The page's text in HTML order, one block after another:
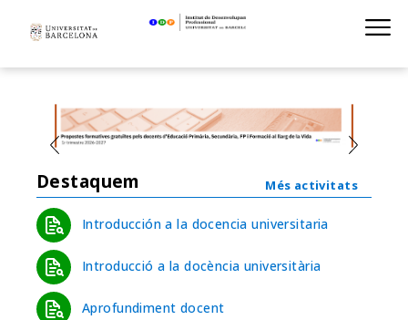
navigation
Institut de
Destaquem
Introducción a la docencia universitaria
Introducció a la docència universitària
Aprofundiment docent
Més activitats